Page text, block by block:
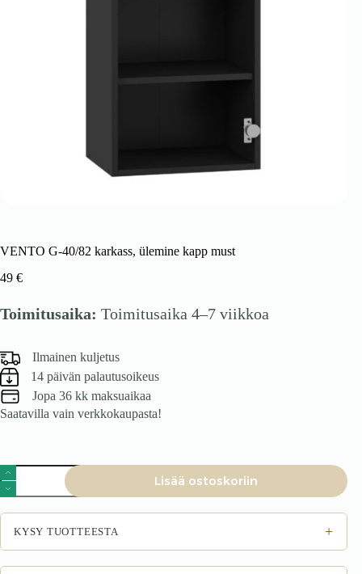
VENTO G-40/82 karkass, ülemine kapp must
49 €
Toimitusaika: Toimitusaika 4–7 viikkoa
Ilmainen kuljetus
14 päivän palautusoikeus
Jopa 36 kk maksuaikaa
Saatavilla vain verkkokaupasta!
VENTO
G-
40/82
karkass,
ülemine
kapp
must
määrä
Lisää ostoskoriin
KYSY TUOTTEESTA +